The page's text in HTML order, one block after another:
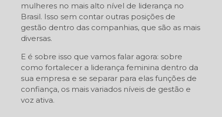
mulheres no mais alto nível de liderança no
Brasil. Isso sem contar outras posições de
gestão dentro das companhias, que são as mais
diversas.
E é sobre isso que vamos falar agora: sobre
como fortalecer a liderança feminina dentro da
sua empresa e se separar para elas funções de
confiança, os mais variados níveis de gestão e
voz ativa.